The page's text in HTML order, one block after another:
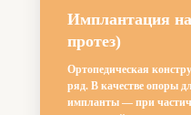
Имплантация
протез)
Ортопедическая
ряд. В качестве опоры
импланты — при